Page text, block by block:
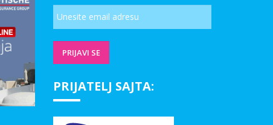
PRIJATELJ SAJTA: